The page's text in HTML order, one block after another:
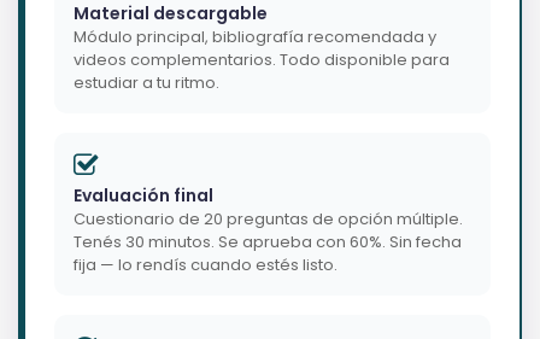
Material descargable
Módulo principal, bibliografía recomendada y
videos complementarios. Todo disponible para
estudiar a tu ritmo.
Evaluación final
Cuestionario de 20 preguntas de opción múltiple.
Tenés 30 minutos. Se aprueba con 60%. Sin fecha
fija — lo rendís cuando estés listo.